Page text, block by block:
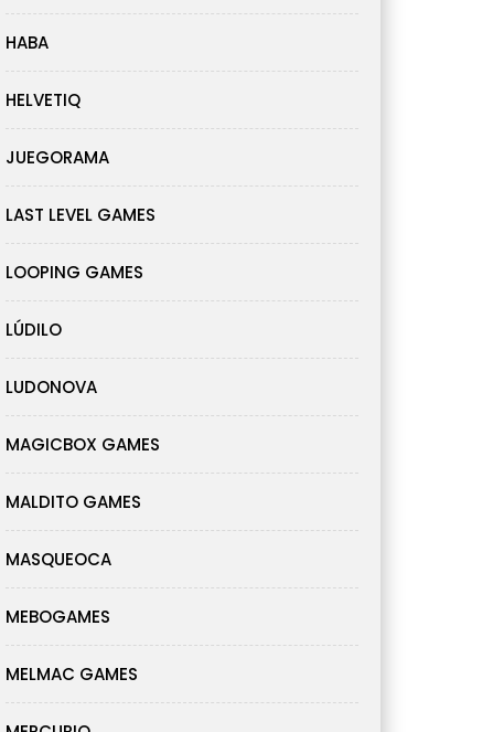
HABA
HELVETIQ
JUEGORAMA
LAST LEVEL GAMES
LOOPING GAMES
LÚDILO
LUDONOVA
MAGICBOX GAMES
MALDITO GAMES
MASQUEOCA
MEBOGAMES
MELMAC GAMES